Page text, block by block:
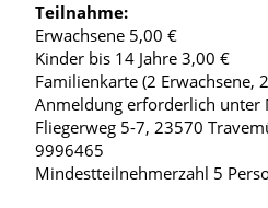
Teilnahme:
Erwachsene 5,00 €
Kinder bis 14 Jahre 3,00 €
Familienkarte (2 Erwachsene,
Anmeldung erforderlich unter
Fliegerweg 5-7, 23570
9996465
Mindestteilnehmerzahl 5